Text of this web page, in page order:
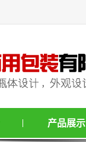
产品展示